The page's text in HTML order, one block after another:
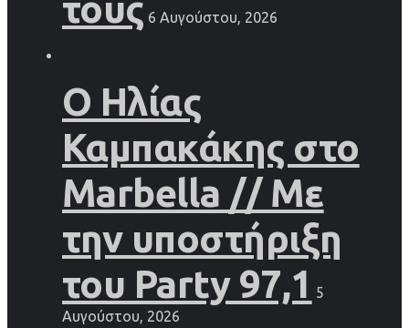
τους 6 Αυγούστου, 2026
Ο Ηλίας
Καμπακάκης στο
Marbella // Με
την υποστήριξη
του Party 97,1
5
Αυγούστου, 2026